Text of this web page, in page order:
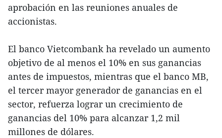
aprobación en las reuniones anuales de
accionistas.
El banco Vietcombank ha revelado un aumento
objetivo de al menos el 10% en sus ganancias
antes de impuestos, mientras que el banco MB,
el tercer mayor generador de ganancias en el
sector, refuerza lograr un crecimiento de
ganancias del 10% para alcanzar 1,2 mil
millones de dólares.